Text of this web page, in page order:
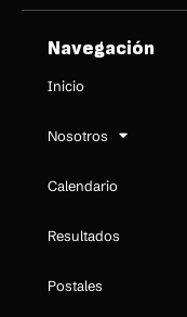
Navegación
Inicio
Nosotros
Calendario
Resultados
Postales